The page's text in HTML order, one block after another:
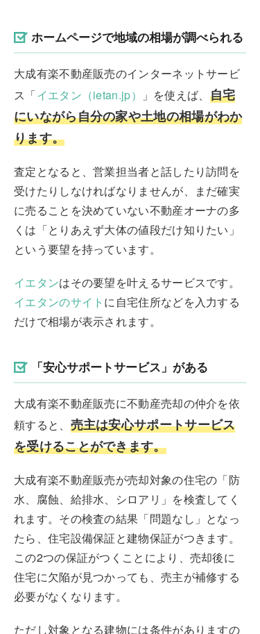
ホームページで地域の相場が調べられる
大成有楽不動産販売のインターネットサービ
ス「イエタン（ietan.jp） 」を使えば、 自宅
にいながら自分の家や土地の相場がわか
ります。
査定となると、営業担当者と話したり訪問を
受けたりしなければなりませんが、まだ確実
に売ることを決めていない不動産オーナの多
くは「とりあえず大体の値段だけ知りたい」
という要望を持っています。
イエタンはその要望を叶えるサービスです。
イエタンのサイト に自宅住所などを入力する
だけで相場が表示されます。
「安心サポートサービス」がある
大成有楽不動産販売に不動産売却の仲介を依
頼すると、 売主は安心サポートサービス
を受けることができます。
大成有楽不動産販売が売却対象の住宅の「防
水、腐蝕、給排水、シロアリ」を検査してく
れます。その検査の結果「問題なし」となっ
たら、住宅設備保証と建物保証がつきます。
この2つの保証がつくことにより、売却後に
住宅に欠陥が見つかっても、売主が補修する
必要がなくなります。
ただし対象となる建物には条件がありますの